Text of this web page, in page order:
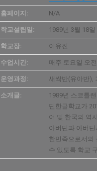
홈페이지: N/A
학교설립일: 1989년 3월 18일
학교장: 이유진
수업시간: 매주 토요일 오
운영과정: 새싹반(유아반),
소개글:
1989년 스코틀
딘한글학교가
어 및 한국의 역
아버딘과 아버딘
한민족으로서의
수 있도록 학교